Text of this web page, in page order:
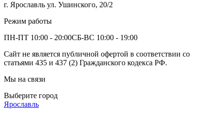
г. Ярославль ул. Ушинского, 20/2
Режим работы
ПН-ПТ 10:00 - 20:00СБ-ВС 10:00 - 19:00
Сайт не является публичной офертой в соответствии со
статьями 435 и 437 (2) Гражданского кодекса РФ.
Мы на связи
Выберите город
Ярославль